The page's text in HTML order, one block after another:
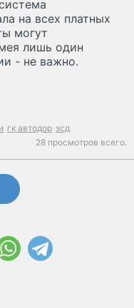
на всех платных
могут
лишь один
- не важно.
гк автодор зсд
28 просмотров всего.